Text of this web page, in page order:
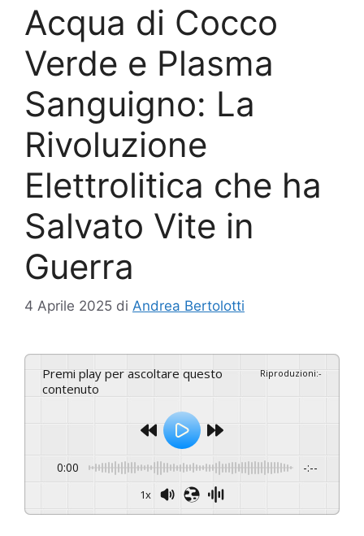
Acqua di Cocco
Verde e Plasma
Sanguigno: La
Rivoluzione
Elettrolitica che ha
Salvato Vite in
Guerra
4 Aprile 2025 di Andrea Bertolotti
Premi play per ascoltare questo
contenuto
Riproduzioni:-
0:00 -:--
1x